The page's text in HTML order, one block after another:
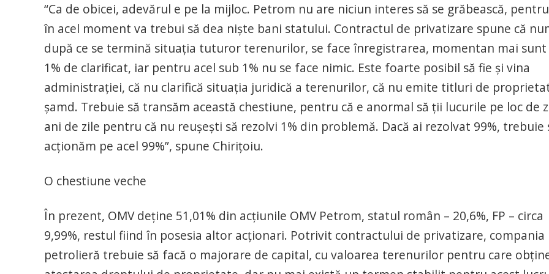
“Ca de obicei, adevărul e pe la mijloc. Petrom nu are niciun interes să se grăbească,
în acel moment va trebui să dea nişte bani statului. Contractul de privatizare spune că
după ce se termină situaţia tuturor terenurilor, se face înregistrarea, momentan mai sunt
1% de clarificat, iar pentru acel sub 1% nu se face nimic. Este foarte posibil să fie şi vina
administraţiei, că nu clarifică situaţia juridică a terenurilor, că nu emite titluri de
şamd. Trebuie să transăm această chestiune, pentru că e anormal să ţii lucurile pe loc de
ani de zile pentru că nu reuşeşti să rezolvi 1% din problemă. Dacă ai rezolvat 99%, trebuie
acţionăm pe acel 99%”, spune Chiriţoiu.
O chestiune veche
În prezent, OMV deţine 51,01% din acţiunile OMV Petrom, statul român – 20,6%, FP – circa
9,99%, restul fiind în posesia altor acţionari. Potrivit contractului de privatizare, compania
petrolieră trebuie să facă o majorare de capital, cu valoarea terenurilor pentru care